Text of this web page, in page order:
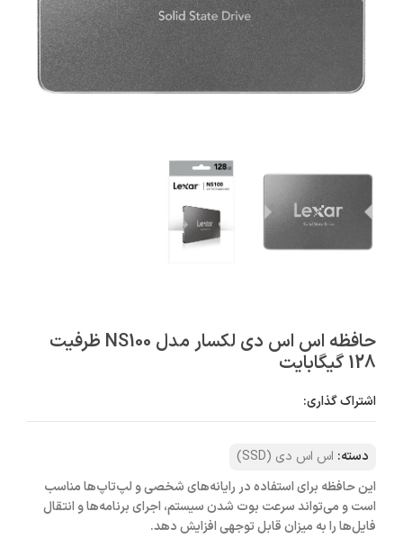
حافظه اس اس دی لکسار مدل NS100 ظرفیت
128 گیگابایت
اشتراک گذاری:
دسته: اس اس دی (SSD)
این حافظه برای استفاده در رایانه‌های شخصی و لپ‌تاپ‌ها مناسب
است و می‌تواند سرعت بوت شدن سیستم، اجرای برنامه‌ها و انتقال
فایل‌ها را به میزان قابل توجهی افزایش دهد.